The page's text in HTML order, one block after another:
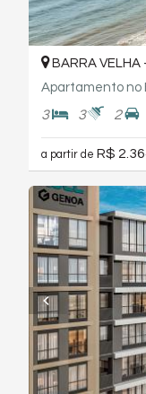
BARRA VELHA
3 3 2
a partir de R$